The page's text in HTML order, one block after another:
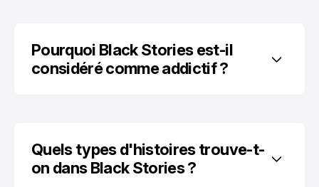
Pourquoi Black Stories est-il
considéré comme addictif ?
Quels types d'histoires trouve-t-
on dans Black Stories ?